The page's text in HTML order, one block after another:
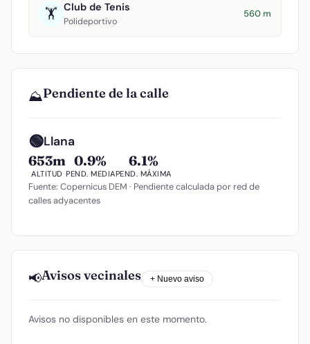
🏋️ Club de Tenis
Polideportivo
560 m
⛰️Pendiente de la calle
🟢Llana
653m
ALTITUD
0.9%
PEND. MEDIA
6.1%
PEND. MÁXIMA
Fuente: Copernicus DEM · Pendiente calculada por red de
calles adyacentes
📢Avisos vecinales + Nuevo aviso
Avisos no disponibles en este momento.